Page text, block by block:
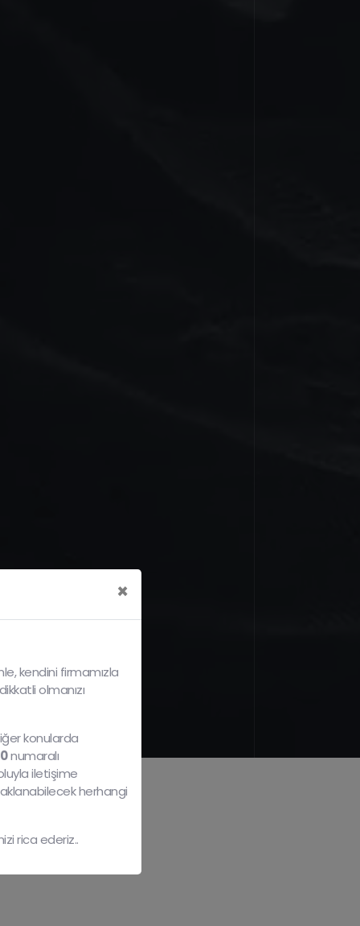
×
kendini firmamızla
olmanızı
konularda
numaralı
iletişime
herhangi
rica ederiz..